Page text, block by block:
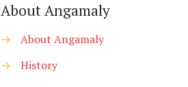
About Angamaly
→
About Angamaly
→
History